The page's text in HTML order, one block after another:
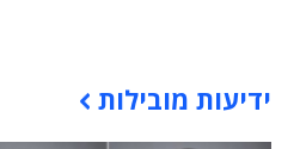
ידיעות מובילות